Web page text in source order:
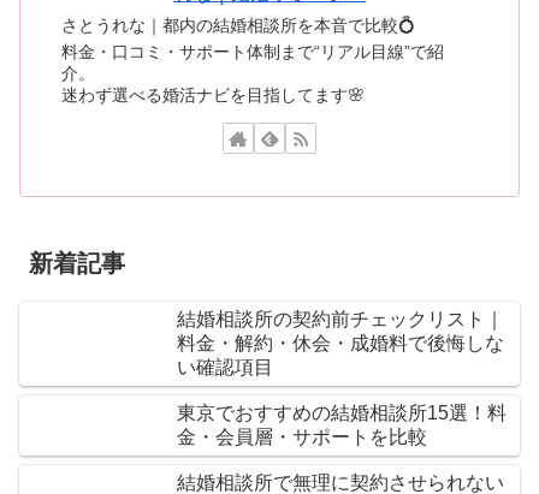
さとうれな｜都内の結婚相談所を本音で比較💍
料金・口コミ・サポート体制まで“リアル目線”で紹
介。
迷わず選べる婚活ナビを目指してます🌸
新着記事
結婚相談所の契約前チェックリスト｜
料金・解約・休会・成婚料で後悔しな
い確認項目
東京でおすすめの結婚相談所15選！料
金・会員層・サポートを比較
結婚相談所で無理に契約させられない